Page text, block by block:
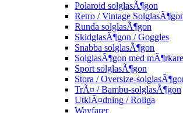
Polaroid solglasÃ¶gon
Retro / Vintage
Runda solglasÃ¶gon
SkidglasÃ¶gon / Goggles
Snabba solglasÃ¶gon
SolglasÃ¶gon med
Sport solglasÃ¶gon
Stora / Oversize-
TrÃ¤ / Bambu-solglasÃ¶gon
UtklÃ¤dning / Roliga
Wayfarer